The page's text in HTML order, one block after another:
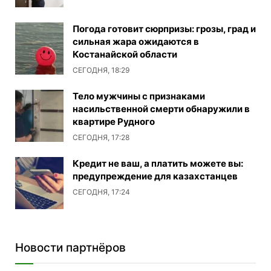
Погода готовит сюрпризы: грозы, град и
сильная жара ожидаются в
Костанайской области
СЕГОДНЯ, 18:29
Тело мужчины с признаками
насильственной смерти обнаружили в
квартире Рудного
СЕГОДНЯ, 17:28
Кредит не ваш, а платить можете вы:
предупреждение для казахстанцев
СЕГОДНЯ, 17:24
Новости партнёров